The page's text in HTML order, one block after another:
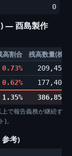
0
) ― 酉島製作
高割合 残高数量(株)
0.73%
209,451
0.62%
177,405
1.35% 386,856
で報告義務が継続す
。
参考)